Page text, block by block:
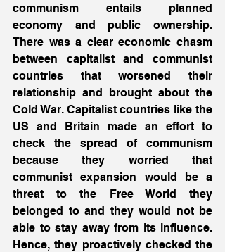
communism entails planned
economy and public ownership.
There was a clear economic chasm
between capitalist and communist
countries that worsened their
relationship and brought about the
Cold War. Capitalist countries like the
US and Britain made an effort to
check the spread of communism
because they worried that
communist expansion would be a
threat to the Free World they
belonged to and they would not be
able to stay away from its influence.
Hence, they proactively checked the